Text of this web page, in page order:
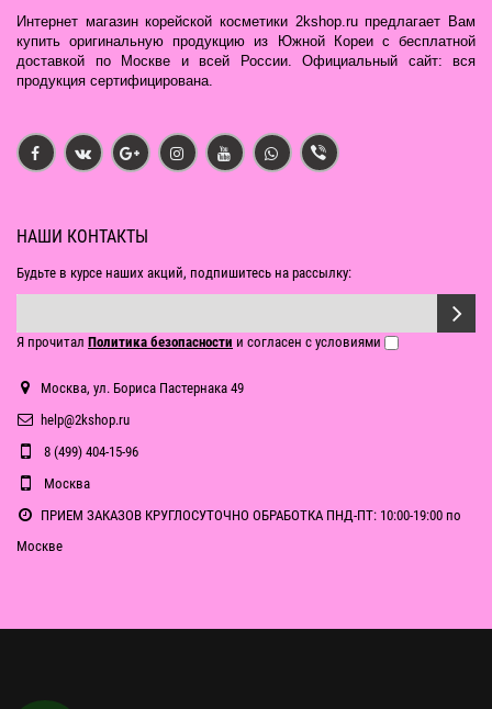
Интернет магазин корейской косметики 2kshop.ru предлагает Вам
купить оригинальную продукцию из Южной Кореи с бесплатной
доставкой по Москве и всей России. Официальный сайт: вся
продукция сертифицирована.
НАШИ КОНТАКТЫ
Будьте в курсе наших акций, подпишитесь на рассылку:
Я прочитал Политика безопасности и согласен с условиями
Москва, ул. Бориса Пастернака 49
help@2kshop.ru
8 (499) 404-15-96
Москва
ПРИЕМ ЗАКАЗОВ КРУГЛОСУТОЧНО ОБРАБОТКА ПНД-ПТ: 10:00-19:00 по
Москве